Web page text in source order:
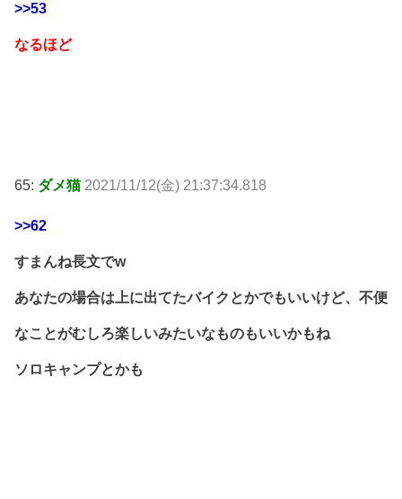
>>53
なるほど
65: ダメ猫 2021/11/12(金) 21:37:34.818
>>62
すまんね長文でw
あなたの場合は上に出てたバイクとかでもいいけど、不便
なことがむしろ楽しいみたいなものもいいかもね
ソロキャンプとかも